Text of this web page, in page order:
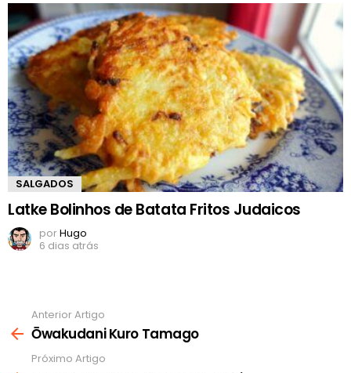
SALGADOS
Latke Bolinhos de Batata Fritos Judaicos
porHugo
6 dias atrás
mais
Anterior Artigo
Ōwakudani Kuro Tamago
Próximo Artigo